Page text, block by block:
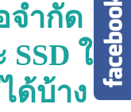
จำกัด
ใช้
ด้บ้าง